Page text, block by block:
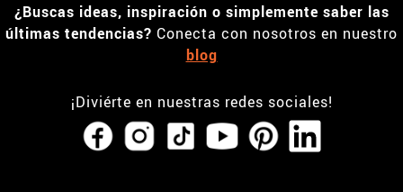
¿Buscas ideas, inspiración o simplemente saber las
últimas tendencias? Conecta con nosotros en nuestro
blog
¡Diviérte en nuestras redes sociales!